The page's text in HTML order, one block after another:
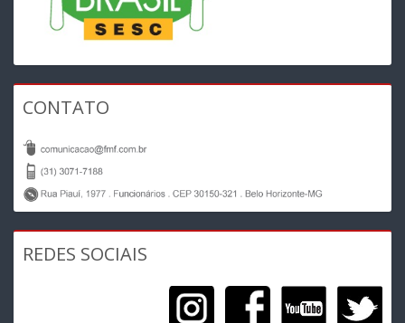
CONTATO
REDES SOCIAIS